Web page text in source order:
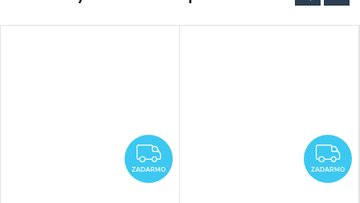
ZADARMO
ZADARMO ZADARMO